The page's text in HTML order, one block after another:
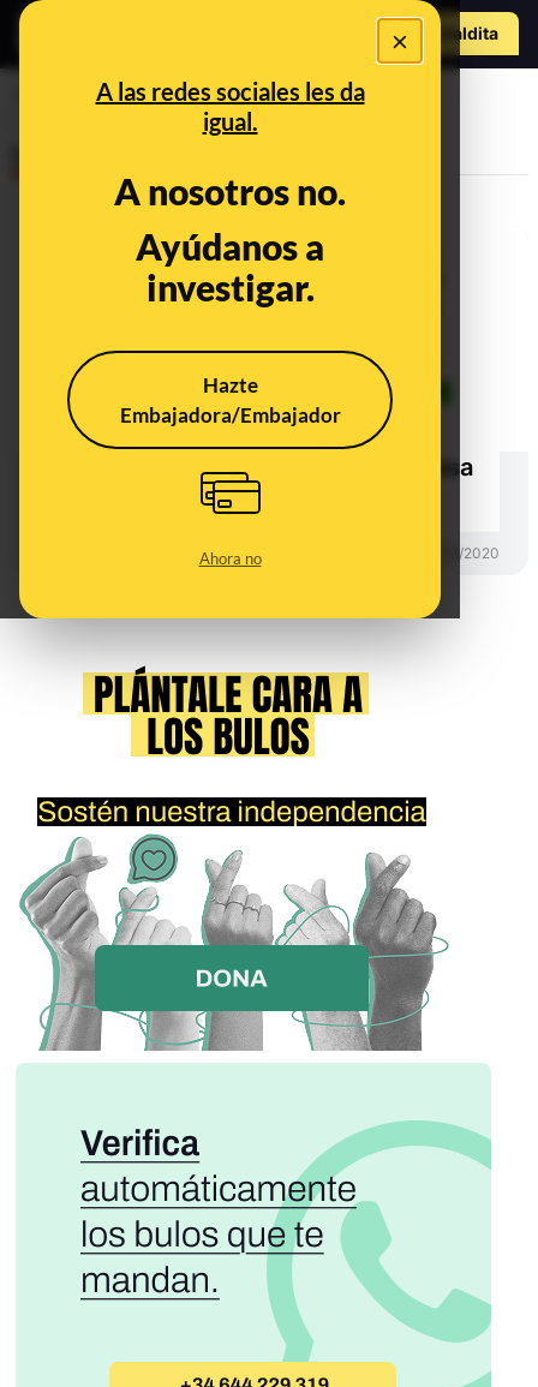
×
A las redes sociales les da
igual.
A nosotros no.
Ayúdanos a
investigar.
Hazte
Embajadora/Embajador
Ahora no
Hazte Maldita
Navas del Marqués
No hay pruebas de que Pablo
Casado se haya comprado una casa
en Palencia por 700.000 euros
13/08/2020